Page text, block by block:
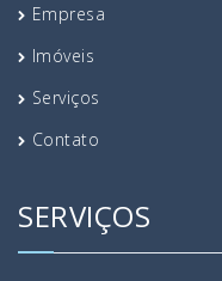
Empresa
Imóveis
Serviços
Contato
SERVIÇOS